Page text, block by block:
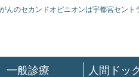
んのセカンドオピニオンは宇都宮セント
一般診療 人間ドッ